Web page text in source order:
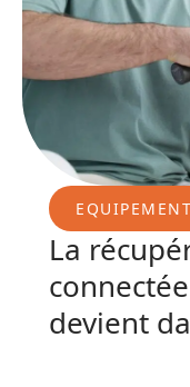
EQUIPEMENT
La
devient